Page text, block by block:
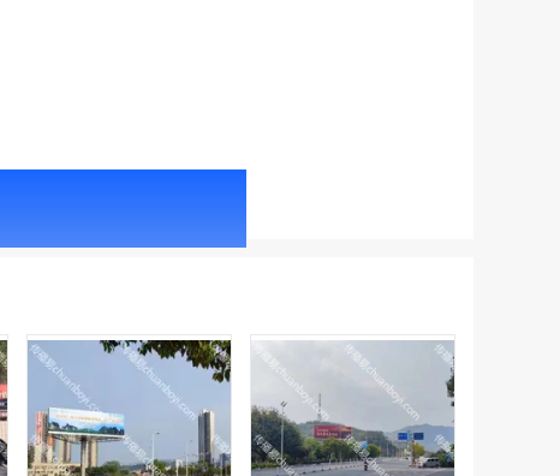
￥87360.00